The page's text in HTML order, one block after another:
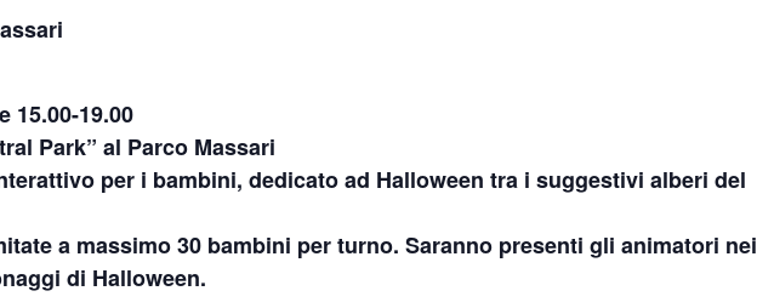
15.00-19.00
Park” al Parco Massari
per i bambini, dedicato ad Halloween tra i suggestivi alberi del
a massimo 30 bambini per turno. Saranno presenti gli animatori nei
di Halloween.